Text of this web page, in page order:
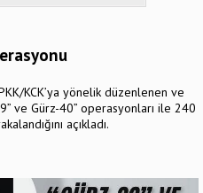
KCK’ya yönelik düzenlenen ve
ve Gürz-40” operasyonları ile 240
açıkladı.